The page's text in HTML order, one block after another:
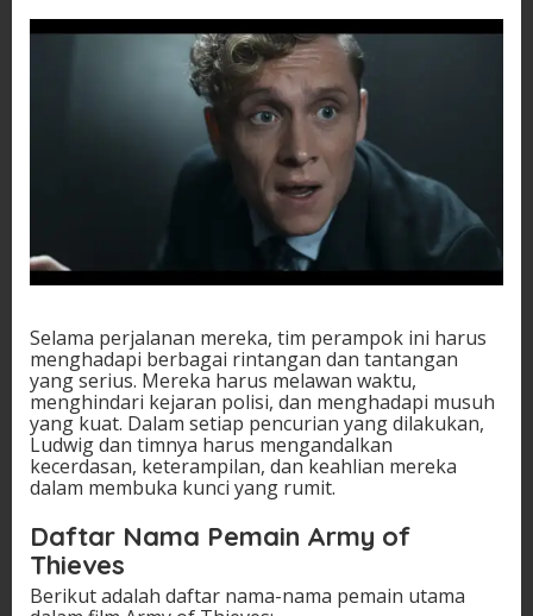
Selama perjalanan mereka, tim perampok ini harus
menghadapi berbagai rintangan dan tantangan
yang serius. Mereka harus melawan waktu,
menghindari kejaran polisi, dan menghadapi musuh
yang kuat. Dalam setiap pencurian yang dilakukan,
Ludwig dan timnya harus mengandalkan
kecerdasan, keterampilan, dan keahlian mereka
dalam membuka kunci yang rumit.
Daftar Nama Pemain Army of
Thieves
Berikut adalah daftar nama-nama pemain utama